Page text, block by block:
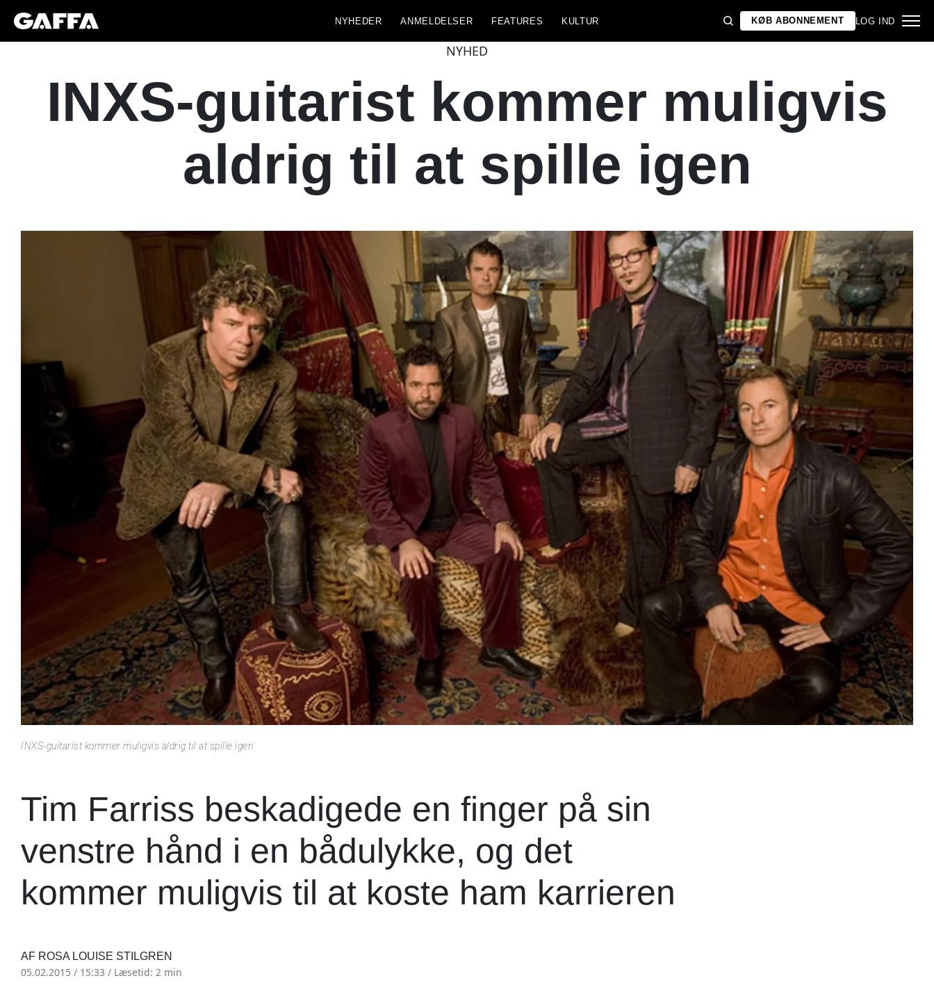
NYHEDER ANMELDELSER FEATURES KULTUR KØB ABONNEMENT LOG IND
NYHED
INXS-guitarist kommer muligvis
aldrig til at spille igen
INXS-guitarist kommer muligvis aldrig til at spille igen
Tim Farriss beskadigede en finger på sin
venstre hånd i en bådulykke, og det
kommer muligvis til at koste ham karrieren
AF ROSA LOUISE STILGREN
05.02.2015 / 15:33 / Læsetid: 2 min